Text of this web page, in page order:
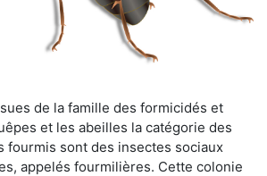
de la famille des formicidés et
et les abeilles la catégorie des
fourmis sont des insectes sociaux
appelés fourmilières. Cette colonie